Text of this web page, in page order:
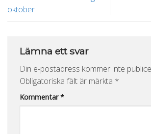
oktober
Lämna ett svar
Din e-postadress kommer inte
Obligatoriska fält är märkta *
Kommentar*